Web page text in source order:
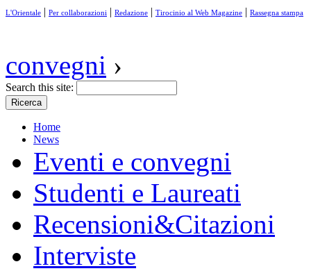
L'Orientale | Per collaborazioni | Redazione | Tirocinio al Web Magazine | Rassegna stampa
convegni ›
Search this site:
Home
News
Eventi e convegni
Studenti e Laureati
Recensioni&Citazioni
Interviste